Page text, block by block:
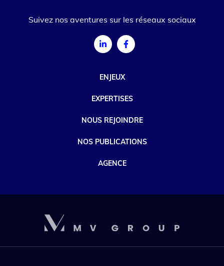
ENJEUX
EXPERTISES
NOUS REJOINDRE
NOS PUBLICATIONS
AGENCE
Suivez nos aventures sur les réseaux sociaux